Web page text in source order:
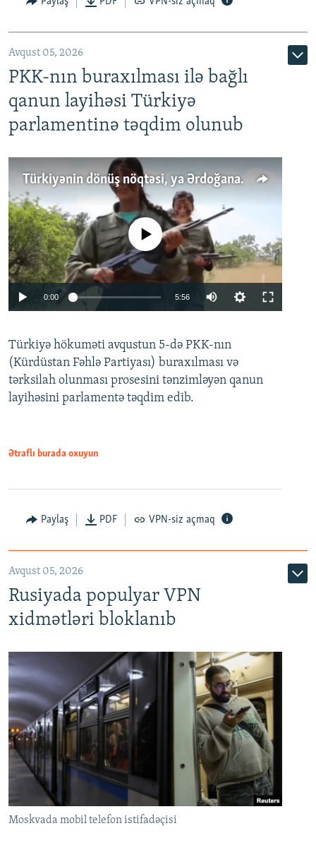
Avqust 05, 2026
PKK-nın buraxılması ilə bağlı
qanun layihəsi Türkiyə
parlamentinə təqdim olunub
Türkiyənin dönüş nöqtəsi, ya Ərdoğana üçüncü şans: PKK ilə qəfil barışıq nə deməkdir?
Auto 240p 360p 480p
720p 1080p
No media source currently available
0:00 5:56
360p
480p
Türkiyə hökuməti avqustun 5-də PKK-nın
(Kürdüstan Fəhlə Partiyası) buraxılması və
tərksilah olunması prosesini tənzimləyən qanun
layihəsini parlamentə təqdim edib.
Ətraflı burada oxuyun
Paylaş PDF VPN-siz açmaq
Avqust 05, 2026
Rusiyada populyar VPN
xidmətləri bloklanıb
Moskvada mobil telefon istifadəçisi